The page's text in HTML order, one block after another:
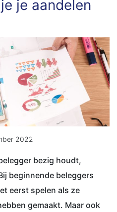
je aandelen
2022
bezig houdt,
beginnende beleggers
eerst spelen als ze
gemaakt. Maar ook